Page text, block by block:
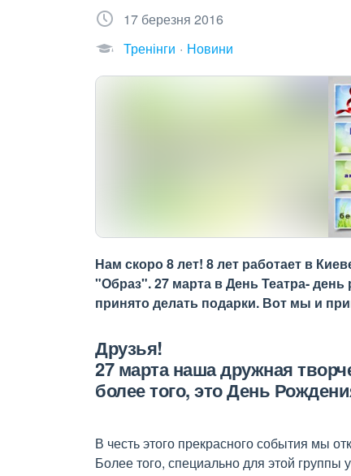
17 березня 2016
Тренінги
Новини
Нам скоро 8 лет! 8 лет работает в
"Образ". 27 марта в День Театра-
принято делать подарки. Вот мы и
Друзья!
27 марта наша дружная
более того, это День
В честь этого прекрасного события мы
Более того, специально для этой